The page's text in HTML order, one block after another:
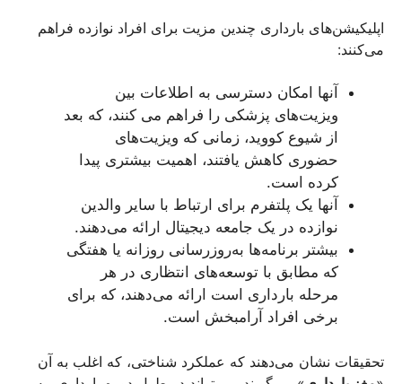
اپلیکیشن‌های بارداری چندین مزیت برای افراد نوازده فراهم
می‌کنند:
آنها امکان دسترسی به اطلاعات بین
ویزیت‌های پزشکی را فراهم می کنند، که بعد
از شیوع کووید، زمانی که ویزیت‌های
حضوری کاهش یافتند، اهمیت بیشتری پیدا
کرده است.
آنها یک پلتفرم برای ارتباط با سایر والدین
نوازده در یک جامعه دیجیتال ارائه می‌دهند.
بیشتر برنامه‌ها به‌روزرسانی روزانه یا هفتگی
که مطابق با توسعه‌های انتظاری در هر
مرحله بارداری است ارائه می‌دهند، که برای
برخی افراد آرامبخش است.
تحقیقات نشان می‌دهند که عملکرد شناختی، که اغلب به آن